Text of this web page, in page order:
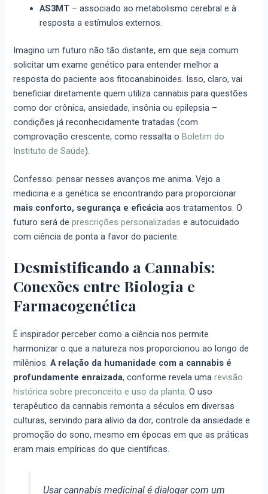
AS3MT – associado ao metabolismo cerebral e à
resposta a estímulos externos.
Imagino um futuro não tão distante, em que seja comum
solicitar um exame genético para entender melhor a
resposta do paciente aos fitocanabinoides. Isso, claro, vai
beneficiar diretamente quem utiliza cannabis para questões
como dor crônica, ansiedade, insônia ou epilepsia –
condições já reconhecidamente tratadas (com
comprovação crescente, como ressalta oBoletim do
Instituto de Saúde).
Confesso: pensar nesses avanços me anima. Vejo a
medicina e a genética se encontrando para proporcionar
mais conforto, segurança e eficácia aos tratamentos. O
futuro será deprescrições personalizadas e autocuidado
com ciência de ponta a favor do paciente.
Desmistificando a Cannabis:
Conexões entre Biologia e
Farmacogenética
É inspirador perceber como a ciência nos permite
harmonizar o que a natureza nos proporcionou ao longo de
milênios.A relação da humanidade com a cannabis é
profundamente enraizada, conforme revela umarevisão
histórica sobre preconceito e uso da planta. O uso
terapêutico da cannabis remonta a séculos em diversas
culturas, servindo para alívio da dor, controle da ansiedade e
promoção do sono, mesmo em épocas em que as práticas
eram mais empíricas do que científicas.
Usar cannabis medicinal é dialogar com um